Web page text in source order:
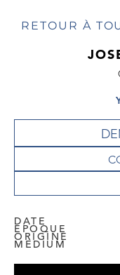
RETOUR À
DATE
EPOQUE
ORIGINE
MEDIUM